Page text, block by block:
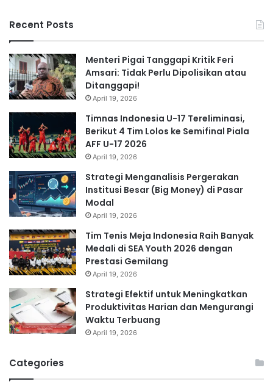
Recent Posts
Menteri Pigai Tanggapi Kritik Feri
Amsari: Tidak Perlu Dipolisikan atau
Ditanggapi!
April 19, 2026
Timnas Indonesia U-17 Tereliminasi,
Berikut 4 Tim Lolos ke Semifinal Piala
AFF U-17 2026
April 19, 2026
Strategi Menganalisis Pergerakan
Institusi Besar (Big Money) di Pasar
Modal
April 19, 2026
Tim Tenis Meja Indonesia Raih Banyak
Medali di SEA Youth 2026 dengan
Prestasi Gemilang
April 19, 2026
Strategi Efektif untuk Meningkatkan
Produktivitas Harian dan Mengurangi
Waktu Terbuang
April 19, 2026
Categories